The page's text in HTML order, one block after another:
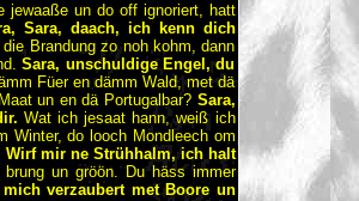
jewaaße un do off ignoriert, hatt
Sara, daach, ich kenn dich
Brandung zo noh kohm, dann
Sara, unschuldige Engel, du
Füer en dämm Wald, met dä
un en dä Portugalbar? Sara,
Wat ich jesaat hann, weiß ich
Winter, do looch Mondleech om
Wirf mir ne Strühhalm, ich halt
un gröön. Du häss immer
verzaubert met Boore un